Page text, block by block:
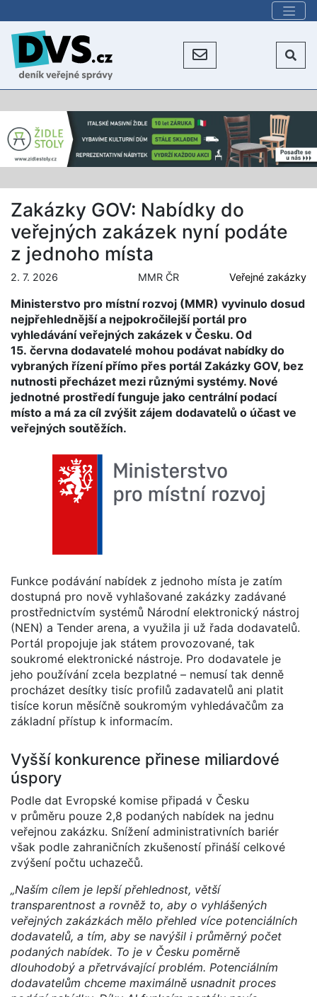
Zakázky GOV: Nabídky do
veřejných zakázek nyní podáte
z jednoho místa
2. 7. 2026 MMR ČR Veřejné zakázky
Ministerstvo pro místní rozvoj (MMR) vyvinulo dosud
nejpřehlednější a nejpokročilejší portál pro
vyhledávání veřejných zakázek v Česku. Od
15. června dodavatelé mohou podávat nabídky do
vybraných řízení přímo přes portál Zakázky GOV, bez
nutnosti přecházet mezi různými systémy. Nové
jednotné prostředí funguje jako centrální podací
místo a má za cíl zvýšit zájem dodavatelů o účast ve
veřejných soutěžích.
Funkce podávání nabídek z jednoho místa je zatím
dostupná pro nově vyhlašované zakázky zadávané
prostřednictvím systémů Národní elektronický nástroj
(NEN) a Tender arena, a využila ji už řada dodavatelů.
Portál propojuje jak státem provozované, tak
soukromé elektronické nástroje. Pro dodavatele je
jeho používání zcela bezplatné – nemusí tak denně
procházet desítky tisíc profilů zadavatelů ani platit
tisíce korun měsíčně soukromým vyhledávačům za
základní přístup k informacím.
Vyšší konkurence přinese miliardové
úspory
Podle dat Evropské komise připadá v Česku
v průměru pouze 2,8 podaných nabídek na jednu
veřejnou zakázku. Snížení administrativních bariér
však podle zahraničních zkušeností přináší celkové
zvýšení počtu uchazečů.
„Naším cílem je lepší přehlednost, větší
transparentnost a rovněž to, aby o vyhlášených
veřejných zakázkách mělo přehled více potenciálních
dodavatelů, a tím, aby se navýšil i průměrný počet
podaných nabídek. To je v Česku poměrně
dlouhodobý a přetrvávající problém. Potenciálním
dodavatelům chceme maximálně usnadnit proces